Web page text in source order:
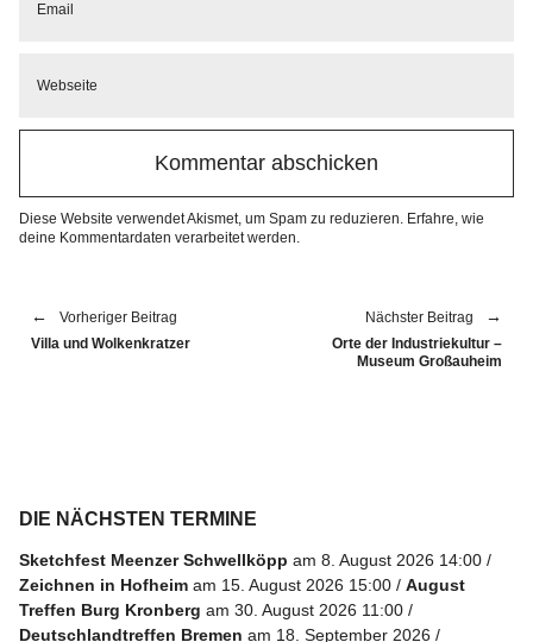
Diese Website verwendet Akismet, um Spam zu reduzieren. Erfahre, wie
deine Kommentardaten verarbeitet werden.
Vorheriger Beitrag
Villa und Wolkenkratzer
Nächster Beitrag
Orte der Industriekultur –
Museum Großauheim
DIE NÄCHSTEN TERMINE
Sketchfest Meenzer Schwellköpp am 8. August 2026 14:00
Zeichnen in Hofheim am 15. August 2026 15:00
August
Treffen Burg Kronberg am 30. August 2026 11:00
Deutschlandtreffen Bremen am 18. September 2026